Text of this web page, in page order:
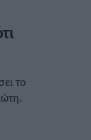
το